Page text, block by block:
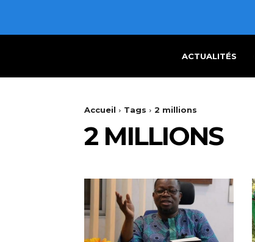
ACTUALITÉS
Accueil Tags 2 millions
2 MILLIONS